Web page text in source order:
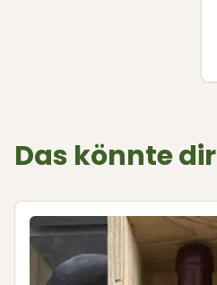
Das könnte